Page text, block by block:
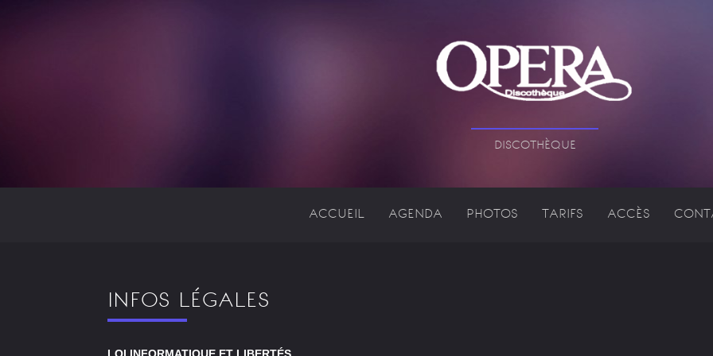
DISCOTHÈQUE
ACCUEIL AGENDA PHOTOS TARIFS ACCÈS
INFOS LÉGALES